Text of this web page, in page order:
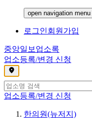
open navigation menu
로그인회원가입
중앙일보 업소록
업소등록/변경 신청
,
업소등록/변경 신청
한의원(뉴저지)